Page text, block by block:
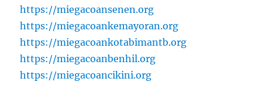
https://miegacoansenen.org
https://miegacoankemayoran.org
https://miegacoankotabimantb.org
https://miegacoanbenhil.org
https://miegacoancikini.org